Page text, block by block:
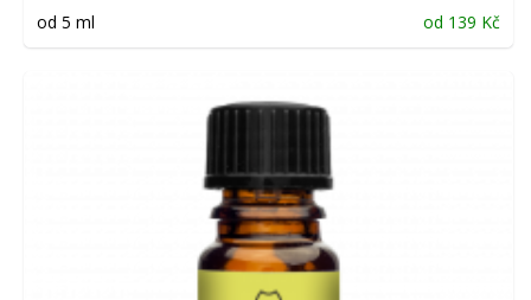
od 5 ml od 139 Kč